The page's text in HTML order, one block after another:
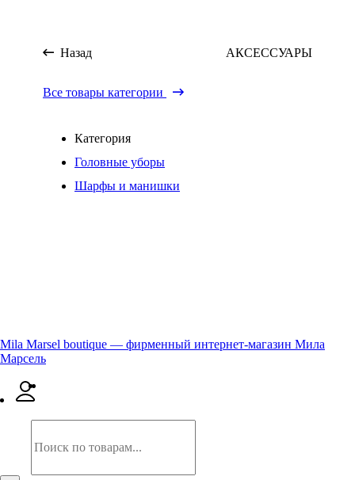
Назад АКСЕССУАРЫ
Все товары категории
Категория
Головные уборы
Шарфы и манишки
Mila Marsel boutique — фирменный интернет-магазин Мила
Марсель